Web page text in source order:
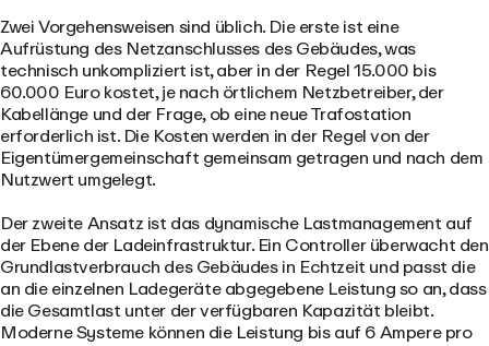
Zwei Vorgehensweisen sind üblich. Die erste ist eine
Aufrüstung des Netzanschlusses des Gebäudes, was
technisch unkompliziert ist, aber in der Regel 15.000 bis
60.000 Euro kostet, je nach örtlichem Netzbetreiber, der
Kabellänge und der Frage, ob eine neue Trafostation
erforderlich ist. Die Kosten werden in der Regel von der
Eigentümergemeinschaft gemeinsam getragen und nach dem
Nutzwert umgelegt.
Der zweite Ansatz ist das dynamische Lastmanagement auf
der Ebene der Ladeinfrastruktur. Ein Controller überwacht den
Grundlastverbrauch des Gebäudes in Echtzeit und passt die
an die einzelnen Ladegeräte abgegebene Leistung so an, dass
die Gesamtlast unter der verfügbaren Kapazität bleibt.
Moderne Systeme können die Leistung bis auf 6 Ampere pro